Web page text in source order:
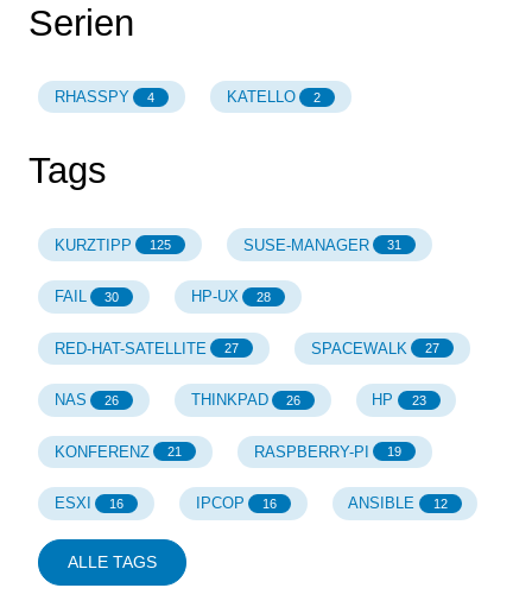
Serien
RHASSPY 4 KATELLO 2
Tags
KURZTIPP 125 SUSE-MANAGER 31
FAIL 30 HP-UX 28
RED-HAT-SATELLITE 27 SPACEWALK 27
NAS 26 THINKPAD 26 HP 23
KONFERENZ 21 RASPBERRY-PI 19
ESXI 16 IPCOP 16 ANSIBLE 12
ALLE TAGS